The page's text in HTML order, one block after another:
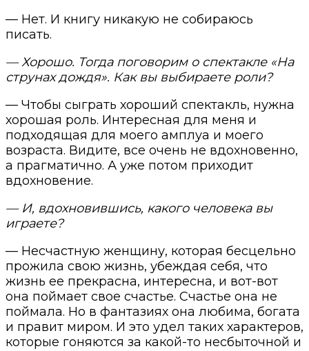
— Нет. И книгу никакую не собираюсь
писать.
— Хорошо. Тогда поговорим о спектакле «На
струнах дождя». Как вы выбираете роли?
— Чтобы сыграть хороший спектакль, нужна
хорошая роль. Интересная для меня и
подходящая для моего амплуа и моего
возраста. Видите, все очень не вдохновенно,
а прагматично. А уже потом приходит
вдохновение.
— И, вдохновившись, какого человека вы
играете?
— Несчастную женщину, которая бесцельно
прожила свою жизнь, убеждая себя, что
жизнь ее прекрасна, интересна, и вот-вот
она поймает свое счастье. Счастье она не
поймала. Но в фантазиях она любима, богата
и правит миром. И это удел таких характеров,
которые гоняются за какой-то несбыточной и